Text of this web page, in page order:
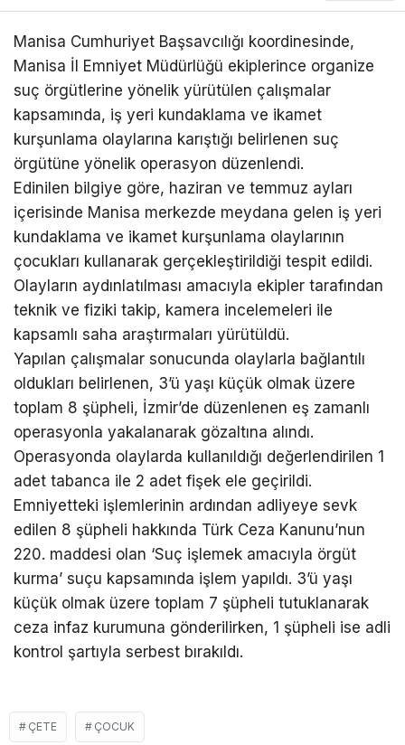
Manisa Cumhuriyet Başsavcılığı koordinesinde,
Manisa İl Emniyet Müdürlüğü ekiplerince organize
suç örgütlerine yönelik yürütülen çalışmalar
kapsamında, iş yeri kundaklama ve ikamet
kurşunlama olaylarına karıştığı belirlenen suç
örgütüne yönelik operasyon düzenlendi.
Edinilen bilgiye göre, haziran ve temmuz ayları
içerisinde Manisa merkezde meydana gelen iş yeri
kundaklama ve ikamet kurşunlama olaylarının
çocukları kullanarak gerçekleştirildiği tespit edildi.
Olayların aydınlatılması amacıyla ekipler tarafından
teknik ve fiziki takip, kamera incelemeleri ile
kapsamlı saha araştırmaları yürütüldü.
Yapılan çalışmalar sonucunda olaylarla bağlantılı
oldukları belirlenen, 3’ü yaşı küçük olmak üzere
toplam 8 şüpheli, İzmir’de düzenlenen eş zamanlı
operasyonla yakalanarak gözaltına alındı.
Operasyonda olaylarda kullanıldığı değerlendirilen 1
adet tabanca ile 2 adet fişek ele geçirildi.
Emniyetteki işlemlerinin ardından adliyeye sevk
edilen 8 şüpheli hakkında Türk Ceza Kanunu’nun
220. maddesi olan ‘Suç işlemek amacıyla örgüt
kurma’ suçu kapsamında işlem yapıldı. 3’ü yaşı
küçük olmak üzere toplam 7 şüpheli tutuklanarak
ceza infaz kurumuna gönderilirken, 1 şüpheli ise adli
kontrol şartıyla serbest bırakıldı.
ÇETE ÇOCUK